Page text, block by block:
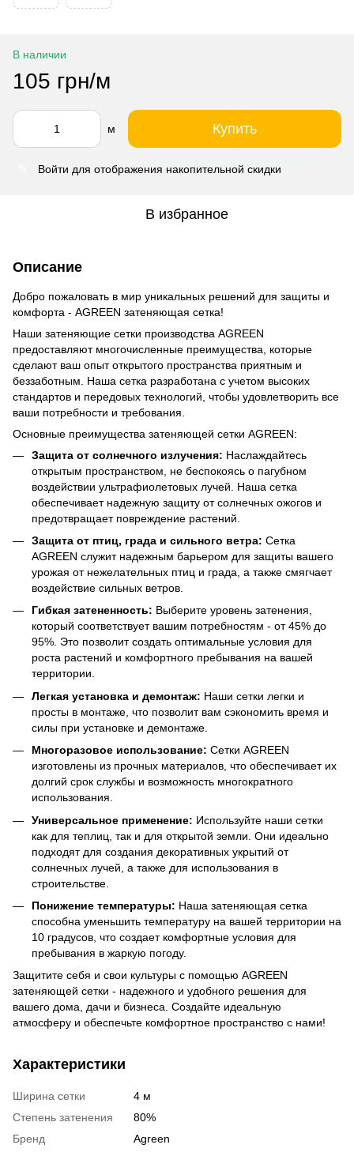
В наличии
105 грн/м
м Купить
Войти для отображения накопительной скидки
В избранное
Описание
Добро пожаловать в мир уникальных решений для защиты и
комфорта - AGREEN затеняющая сетка!
Наши затеняющие сетки производства AGREEN
предоставляют многочисленные преимущества, которые
сделают ваш опыт открытого пространства приятным и
беззаботным. Наша сетка разработана с учетом высоких
стандартов и передовых технологий, чтобы удовлетворить все
ваши потребности и требования.
Основные преимущества затеняющей сетки AGREEN:
Защита от солнечного излучения: Наслаждайтесь
открытым пространством, не беспокоясь о пагубном
воздействии ультрафиолетовых лучей. Наша сетка
обеспечивает надежную защиту от солнечных ожогов и
предотвращает повреждение растений.
Защита от птиц, града и сильного ветра: Сетка
AGREEN служит надежным барьером для защиты вашего
урожая от нежелательных птиц и града, а также смягчает
воздействие сильных ветров.
Гибкая затененность: Выберите уровень затенения,
который соответствует вашим потребностям - от 45% до
95%. Это позволит создать оптимальные условия для
роста растений и комфортного пребывания на вашей
территории.
Легкая установка и демонтаж: Наши сетки легки и
просты в монтаже, что позволит вам сэкономить время и
силы при установке и демонтаже.
Многоразовое использование: Сетки AGREEN
изготовлены из прочных материалов, что обеспечивает их
долгий срок службы и возможность многократного
использования.
Универсальное применение: Используйте наши сетки
как для теплиц, так и для открытой земли. Они идеально
подходят для создания декоративных укрытий от
солнечных лучей, а также для использования в
строительстве.
Понижение температуры: Наша затеняющая сетка
способна уменьшить температуру на вашей территории на
10 градусов, что создает комфортные условия для
пребывания в жаркую погоду.
Защитите себя и свои культуры с помощью AGREEN
затеняющей сетки - надежного и удобного решения для
вашего дома, дачи и бизнеса. Создайте идеальную
атмосферу и обеспечьте комфортное пространство с нами!
Характеристики
Ширина сетки
4 м
Степень затенения
80%
Бренд
Agreen